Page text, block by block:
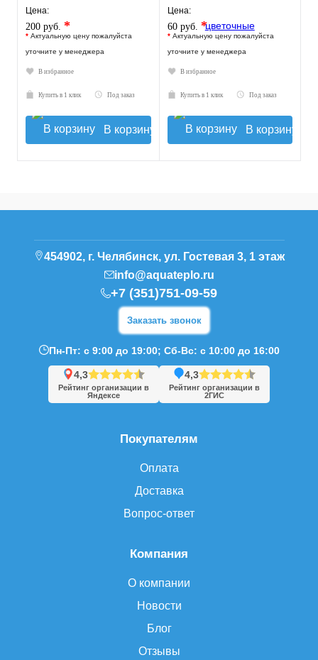
Цена:
200 руб. *
* Актуальную цену пожалуйста
уточните у менеджера
В избранное
Купить в 1 клик Под заказ
В корзину
Цена:
60 руб. *
* Актуальную цену пожалуйста
уточните у менеджера
В избранное
Купить в 1 клик Под заказ
В корзину
Компания
О компании
Новости
Блог
Отзывы
Покупателям
Оплата
Доставка
Вопрос-ответ
454902, г. Челябинск, ул. Гостевая 3, 1 этаж
info@aquateplo.ru
+7 (351)751-09-59
Заказать звонок
Пн-Пт: с 9:00 до 19:00; Сб-Вс: с 10:00 до 16:00
4,3
Рейтинг организации в
Яндексе
4,3
Рейтинг организации в
2ГИС